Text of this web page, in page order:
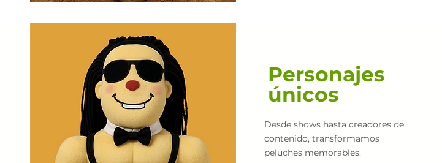
Personajes
​únicos
Desde shows hasta creadores de
contenido, transformamos
peluches memorables.